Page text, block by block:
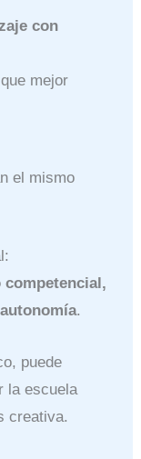
con
mejor
el mismo
.
puede
la escuela
creativa.